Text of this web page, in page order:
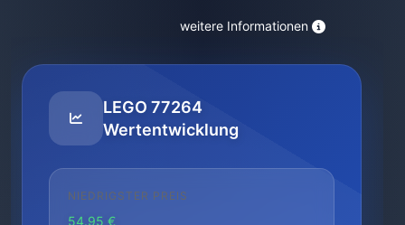
weitere Informationen
LEGO 77264
Wertentwicklung
NIEDRIGSTER PREIS
54.95 €